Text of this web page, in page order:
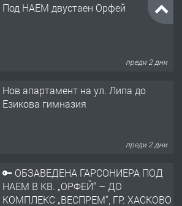
Под НАЕМ двустаен Орфей
преди 2 дни
Нов апартамент на ул. Липа до
Езикова гимназия
преди 2 дни
🔑 ОБЗАВЕДЕНА ГАРСОНИЕРА ПОД
НАЕМ В КВ. „ОРФЕЙ“ – ДО
КОМПЛЕКС „ВЕСПРЕМ“, ГР. ХАСКОВО